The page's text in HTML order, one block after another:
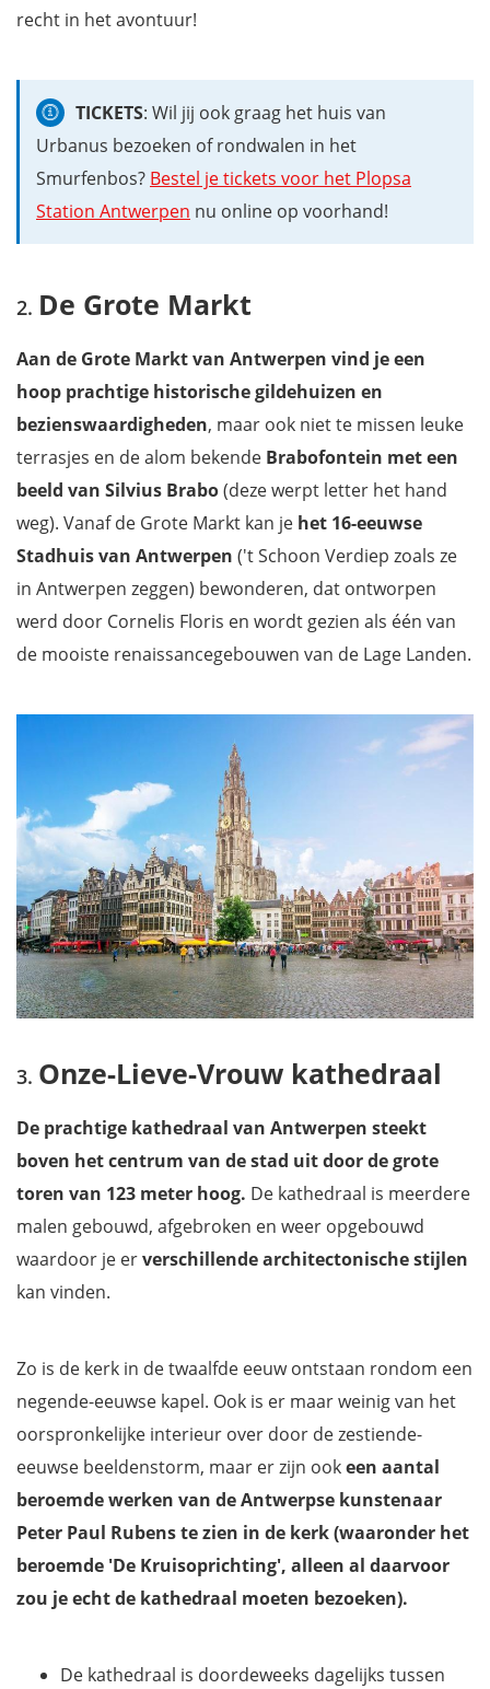
recht in het avontuur!
TICKETS: Wil jij ook graag het huis van
Urbanus bezoeken of rondwalen in het
Smurfenbos? Bestel je tickets voor het Plopsa
Station Antwerpen nu online op voorhand!
De Grote Markt
Aan de Grote Markt van Antwerpen vind je een
hoop prachtige historische gildehuizen en
bezienswaardigheden, maar ook niet te missen leuke
terrasjes en de alom bekende Brabofontein met een
beeld van Silvius Brabo(deze werpt letter het hand
weg). Vanaf de Grote Markt kan je het 16-eeuwse
Stadhuis van Antwerpen ('t Schoon Verdiep zoals ze
in Antwerpen zeggen) bewonderen, dat ontworpen
werd door Cornelis Floris en wordt gezien als één van
de mooiste renaissancegebouwen van de Lage Landen.
Onze-Lieve-Vrouw kathedraal
De prachtige kathedraal van Antwerpen steekt
boven het centrum van de stad uit door de grote
toren van 123 meter hoog. De kathedraal is meerdere
malen gebouwd, afgebroken en weer opgebouwd
waardoor je erverschillende architectonische stijlen
kan vinden.
Zo is de kerk in de twaalfde eeuw ontstaan rondom een
negende-eeuwse kapel. Ook is er maar weinig van het
oorspronkelijke interieur over door de zestiende-
eeuwse beeldenstorm, maar er zijn ookeen aantal
beroemde werken van de Antwerpse kunstenaar
Peter Paul Rubens te zien in de kerk (waaronder het
beroemde 'De Kruisoprichting', alleen al daarvoor
zou je echt de kathedraal moeten bezoeken).
De kathedraal is doordeweeks dagelijks tussen